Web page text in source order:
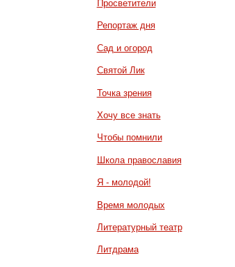
Просветители
Репортаж дня
Сад и огород
Святой Лик
Точка зрения
Хочу все знать
Чтобы помнили
Школа православия
Я - молодой!
Время молодых
Литературный театр
Литдрама